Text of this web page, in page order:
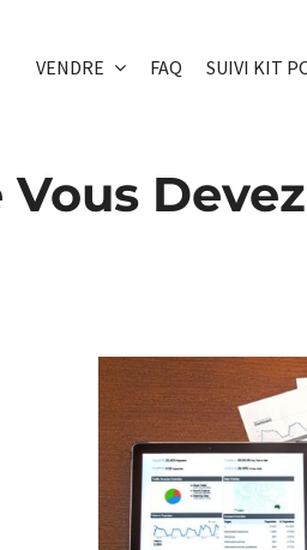
VENDRE FAQ SUIVI KIT
Vous